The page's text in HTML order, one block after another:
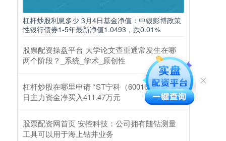
杠杆炒股利息多少 3月4日基金净值：中银彭博政策
性银行债券1-5年最新净值1.0493，跌0.01%
股票配资操盘平台 大学论文查重通常发生在哪
两个阶段？_系统_学术_原创性
杠杆炒股在哪里申请 *ST宁科（600165）2月25
日主力资金净买入411.47万元
股票配资网首页 安控科技：公司拥有随钻测量
工具可以用于海上钻井业务